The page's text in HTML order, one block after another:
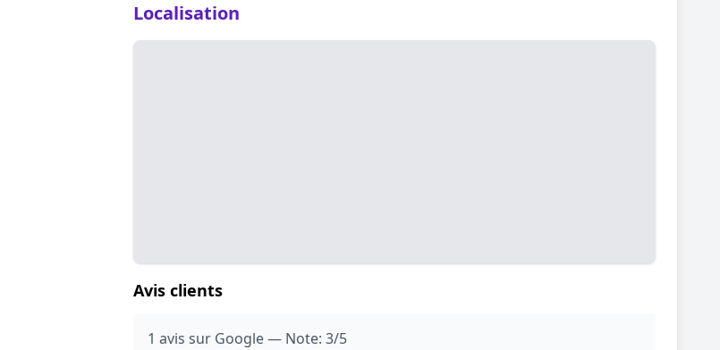
Localisation
Avis clients
1 avis sur Google — Note: 3/5